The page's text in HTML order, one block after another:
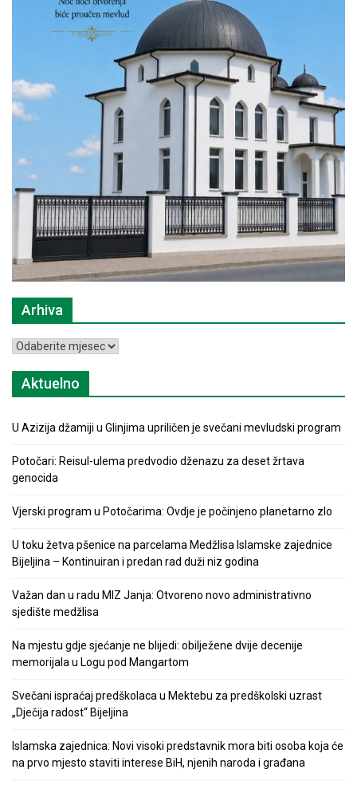
Arhiva
Arhiva
Aktuelno
U Azizija džamiji u Glinjima upriličen je svečani mevludski program
Potočari: Reisul-ulema predvodio dženazu za deset žrtava
genocida
Vjerski program u Potočarima: Ovdje je počinjeno planetarno zlo
U toku žetva pšenice na parcelama Medžlisa Islamske zajednice
Bijeljina – Kontinuiran i predan rad duži niz godina
Važan dan u radu MIZ Janja: Otvoreno novo administrativno
sjedište medžlisa
Na mjestu gdje sjećanje ne blijedi: obilježene dvije decenije
memorijala u Logu pod Mangartom
Svečani ispraćaj predškolaca u Mektebu za predškolski uzrast
„Dječija radost“ Bijeljina
Islamska zajednica: Novi visoki predstavnik mora biti osoba koja će
na prvo mjesto staviti interese BiH, njenih naroda i građana